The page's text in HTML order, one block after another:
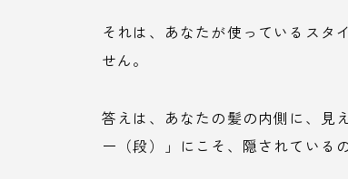
それは、あなたが使っているスタ
せん。
答えは、あなたの髪の内側に、見
ー（段）」にこそ、隠されている